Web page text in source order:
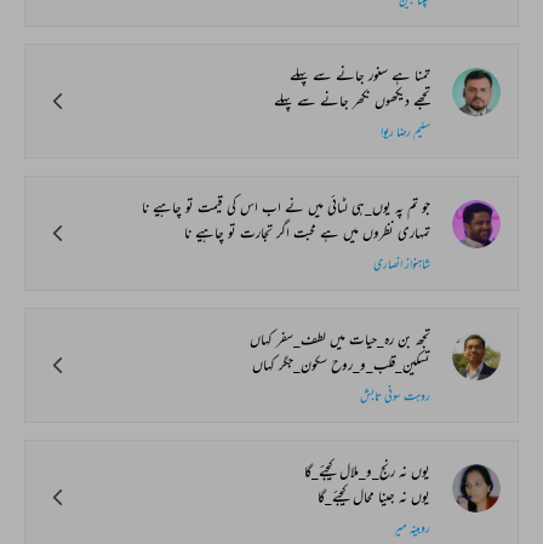
تمنا ہے سنور جانے سے پہلے
تجھے دیکھوں نکھر جانے سے پہلے
سلیم رضا ریوا
جو تم پہ یوں_ہی لٹائی میں نے اب اس کی قیمت تو چاہیے نا
تمہاری نظروں میں ہے محبت اگر تجارت تو چاہیے نا
شاہنواز انصاری
تجھ بن رہ_حیات میں لطف_سفر کہاں
تسکین_قلب_و_روح سکون_جگر کہاں
روہت سونی تابش
یوں نہ رنج_و_ملال کیجئے_گا
یوں نہ جینا محال کیجئے_گا
روبینہ میر